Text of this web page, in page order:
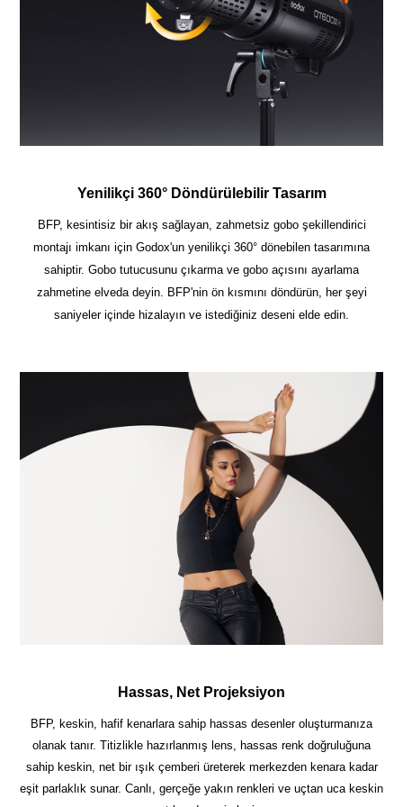
Yenilikçi 360° Döndürülebilir Tasarım
BFP, kesintisiz bir akış sağlayan, zahmetsiz gobo şekillendirici
montajı imkanı için Godox'un yenilikçi 360° dönebilen tasarımına
sahiptir. Gobo tutucusunu çıkarma ve gobo açısını ayarlama
zahmetine elveda deyin. BFP'nin ön kısmını döndürün, her şeyi
saniyeler içinde hizalayın ve istediğiniz deseni elde edin.
Hassas, Net Projeksiyon
BFP, keskin, hafif kenarlara sahip hassas desenler oluşturmanıza
olanak tanır. Titizlikle hazırlanmış lens, hassas renk doğruluğuna
sahip keskin, net bir ışık çemberi üreterek merkezden kenara kadar
eşit parlaklık sunar. Canlı, gerçeğe yakın renkleri ve uçtan uca keskin